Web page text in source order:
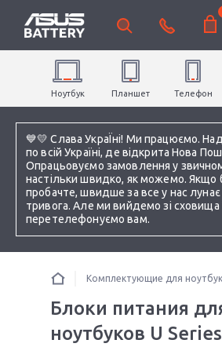
💙💛 Слава УкраЇні! Ми працюємо.
по всій Україні, де відкрита Нова
Опрацьовуємо замовлення у
настільки швидко, як можемо. Якщо
пробачте, швидше за все у нас лунає
тривога. Але ми вийдемо зі сховища
перетелефонуємо вам.
Ноутбук Планшет Телефон
Комплектующие для
Блоки питания
ноутбуков U